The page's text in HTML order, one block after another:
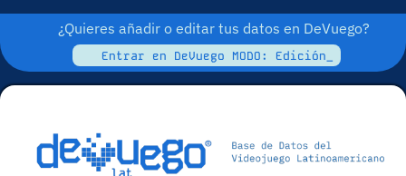
¿Quieres añadir o editar tus datos en DeVuego?
Entrar en DeVuego MODO: Edición_